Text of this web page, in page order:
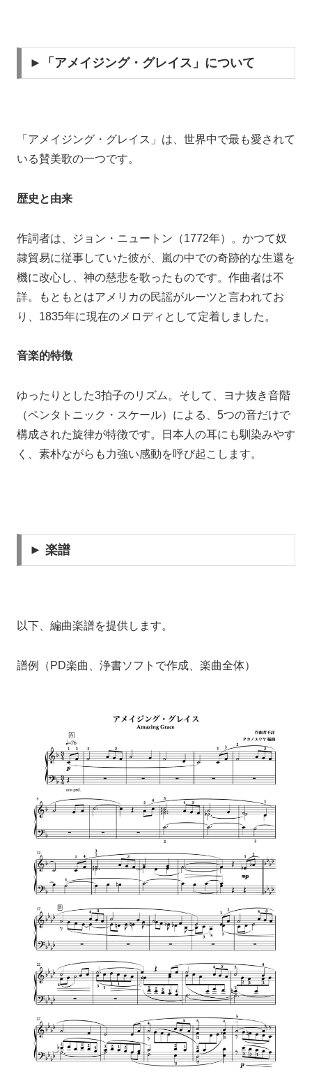
►「アメイジング・グレイス」について
「アメイジング・グレイス」は、世界中で最も愛されて
いる賛美歌の一つです。
歴史と由来
作詞者は、ジョン・ニュートン（1772年）。かつて奴
隷貿易に従事していた彼が、嵐の中での奇跡的な生還を
機に改心し、神の慈悲を歌ったものです。作曲者は不
詳。もともとはアメリカの民謡がルーツと言われてお
り、1835年に現在のメロディとして定着しました。
音楽的特徴
ゆったりとした3拍子のリズム。そして、ヨナ抜き音階
（ペンタトニック・スケール）による、5つの音だけで
構成された旋律が特徴です。日本人の耳にも馴染みやす
く、素朴ながらも力強い感動を呼び起こします。
► 楽譜
以下、編曲楽譜を提供します。
譜例（PD楽曲、浄書ソフトで作成、楽曲全体）